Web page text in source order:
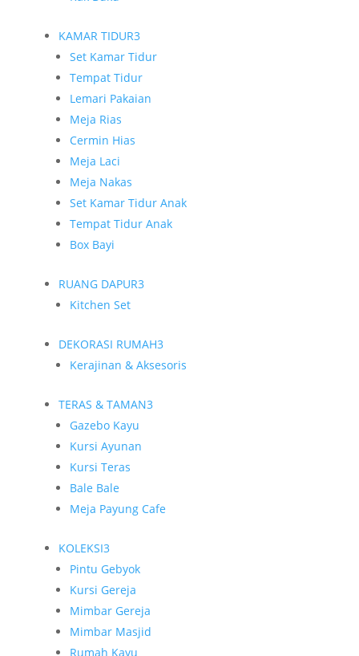
KAMAR TIDUR3
Set Kamar Tidur
Tempat Tidur
Lemari Pakaian
Meja Rias
Cermin Hias
Meja Laci
Meja Nakas
Set Kamar Tidur Anak
Tempat Tidur Anak
Box Bayi
RUANG DAPUR3
Kitchen Set
DEKORASI RUMAH3
Kerajinan & Aksesoris
TERAS & TAMAN3
Gazebo Kayu
Kursi Ayunan
Kursi Teras
Bale Bale
Meja Payung Cafe
KOLEKSI3
Pintu Gebyok
Kursi Gereja
Mimbar Gereja
Mimbar Masjid
Rumah Kayu